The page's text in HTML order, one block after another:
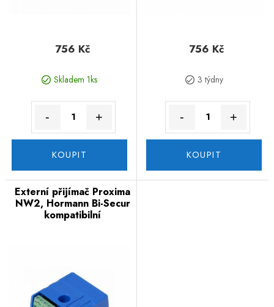
756 Kč
Skladem 1ks
- +
KOUPIT
756 Kč
3 týdny
- +
KOUPIT
Externí přijímač Proxima
NW2, Hormann Bi-Secur
kompatibilní